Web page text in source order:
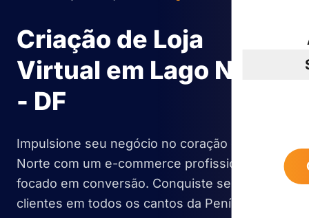
Criação de Loja
Virtual em Lago Norte
- DF
Impulsione seu negócio no coração do Lago
Norte com um e-commerce profissional e
focado em conversão. Conquiste seus
clientes em todos os cantos da Península!